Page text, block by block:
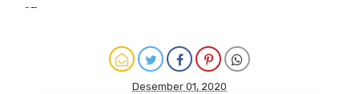
Desember 01, 2020